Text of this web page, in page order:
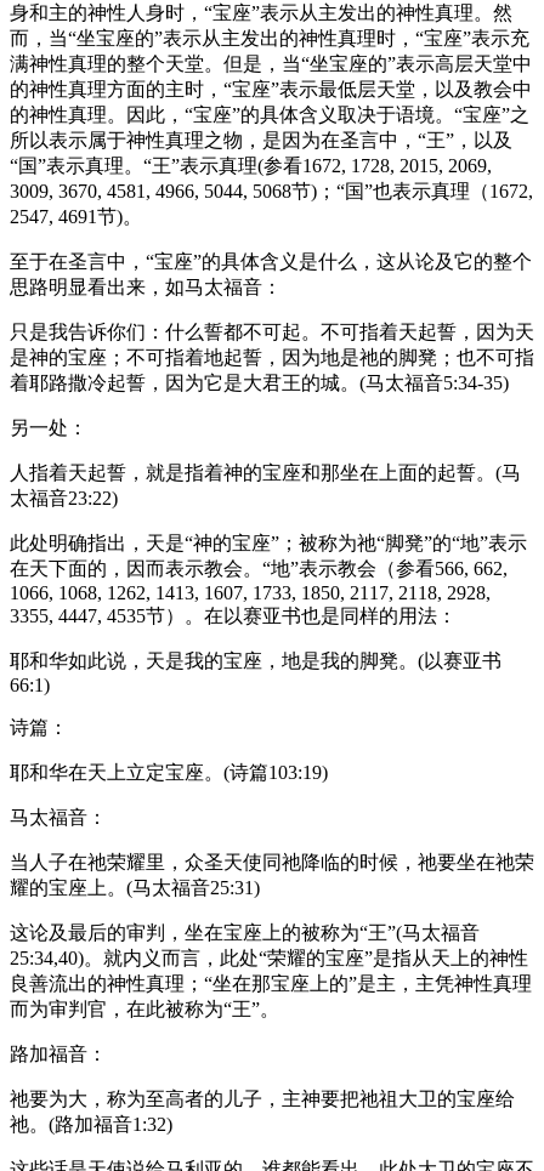
身和主的神性人身时，“宝座”表示从主发出的神性真理。然
而，当“坐宝座的”表示从主发出的神性真理时，“宝座”表示充
满神性真理的整个天堂。但是，当“坐宝座的”表示高层天堂中
的神性真理方面的主时，“宝座”表示最低层天堂，以及教会中
的神性真理。因此，“宝座”的具体含义取决于语境。“宝座”之
所以表示属于神性真理之物，是因为在圣言中，“王”，以及
“国”表示真理。“王”表示真理(参看1672, 1728, 2015, 2069,
3009, 3670, 4581, 4966, 5044, 5068节)；“国”也表示真理（1672,
2547, 4691节)。
至于在圣言中，“宝座”的具体含义是什么，这从论及它的整个
思路明显看出来，如马太福音：
只是我告诉你们：什么誓都不可起。不可指着天起誓，因为天
是神的宝座；不可指着地起誓，因为地是祂的脚凳；也不可指
着耶路撒冷起誓，因为它是大君王的城。(马太福音5:34-35)
另一处：
人指着天起誓，就是指着神的宝座和那坐在上面的起誓。(马
太福音23:22)
此处明确指出，天是“神的宝座”；被称为祂“脚凳”的“地”表示
在天下面的，因而表示教会。“地”表示教会（参看566, 662,
1066, 1068, 1262, 1413, 1607, 1733, 1850, 2117, 2118, 2928,
3355, 4447, 4535节）。在以赛亚书也是同样的用法：
耶和华如此说，天是我的宝座，地是我的脚凳。(以赛亚书
66:1)
诗篇：
耶和华在天上立定宝座。(诗篇103:19)
马太福音：
当人子在祂荣耀里，众圣天使同祂降临的时候，祂要坐在祂荣
耀的宝座上。(马太福音25:31)
这论及最后的审判，坐在宝座上的被称为“王”(马太福音
25:34,40)。就内义而言，此处“荣耀的宝座”是指从天上的神性
良善流出的神性真理；“坐在那宝座上的”是主，主凭神性真理
而为审判官，在此被称为“王”。
路加福音：
祂要为大，称为至高者的儿子，主神要把祂祖大卫的宝座给
祂。(路加福音1:32)